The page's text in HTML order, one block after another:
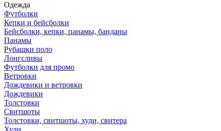
Одежда
Футболки
Кепки и бейсболки
Бейсболки, кепки, панамы, банданы
Панамы
Рубашки поло
Лонгсливы
Футболки для промо
Ветровки
Дождевики и ветровки
Дождевики
Толстовки
Свитшоты
Толстовки, свитшоты, худи, свитера
Худи